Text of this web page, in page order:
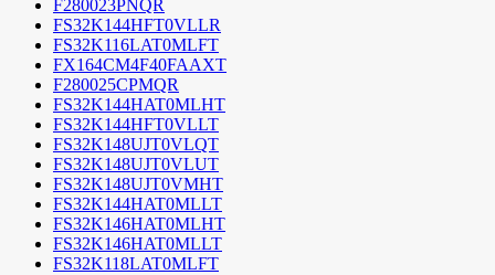
F280023PNQR
FS32K144HFT0VLLR
FS32K116LAT0MLFT
FX164CM4F40FAAXT
F280025CPMQR
FS32K144HAT0MLHT
FS32K144HFT0VLLT
FS32K148UJT0VLQT
FS32K148UJT0VLUT
FS32K148UJT0VMHT
FS32K144HAT0MLLT
FS32K146HAT0MLHT
FS32K146HAT0MLLT
FS32K118LAT0MLFT